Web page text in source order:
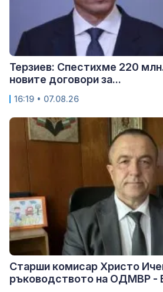
Терзиев: Спестихме 220
новите договори за...
16:19 • 07.08.26
Старши комисар Христо
ръководството на ОДМВР -